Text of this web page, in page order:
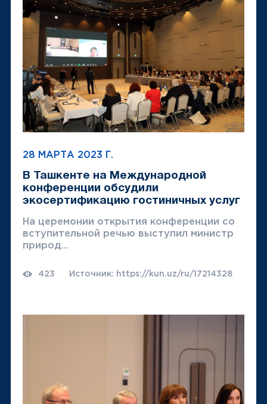
28 МАРТА 2023 Г.
В Ташкенте на Международной
конференции обсудили
экосертификацию гостиничных услуг
На церемонии открытия конференции со
вступительной речью выступил министр
природ...
423 Источник: https://kun.uz/ru/17214328